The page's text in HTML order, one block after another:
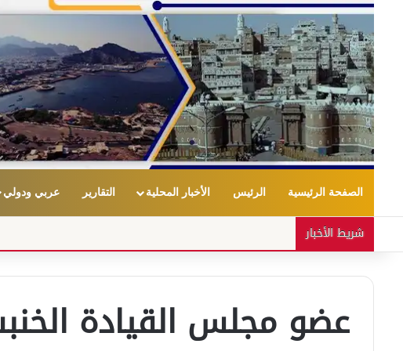
الصفحة الرئيسية الرئيس الأخبار المحلية التقارير عربي ودولي
شريط الأخبار
عضو مجلس القيادة